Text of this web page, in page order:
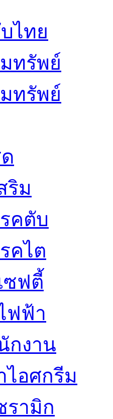
ไทย
ทรัพย์
ทรัพย์
ริม
คตับ
คไต
ซฟตี้
ฟฟ้า
กงาน
ไอศกรีม
รามิก